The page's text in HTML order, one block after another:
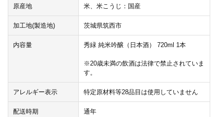
原産地 米、米こうじ：国産
加工地(製造地) 茨城県筑西市
内容量 秀緑 純米吟醸（日本酒） 720ml 1本
※20歳未満の飲酒は法律で禁止されていま
す。
アレルギー表示 特定原材料等28品目は使用していません
配送時期 通年